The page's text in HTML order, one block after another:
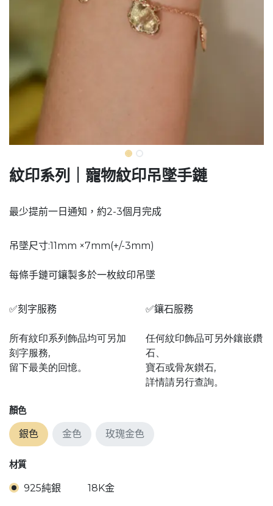
紋印系列｜寵物紋印吊墜手鏈
最少提前一日通知，約2-3個月完成
吊墜尺寸:11mm ×7mm(+/-3mm)
每條手鏈可鑲製多於一枚紋印吊墜
✅刻字服務
所有紋印系列飾品均可另加
刻字服務,
留下最美的回憶。
✅鑲石服務
任何紋印飾品可另外鑲嵌鑽
石、
寶石或骨灰鑚石,
詳情請另行查詢。
顏色
銀色 金色 玫瑰金色
材質
925純銀 18K金